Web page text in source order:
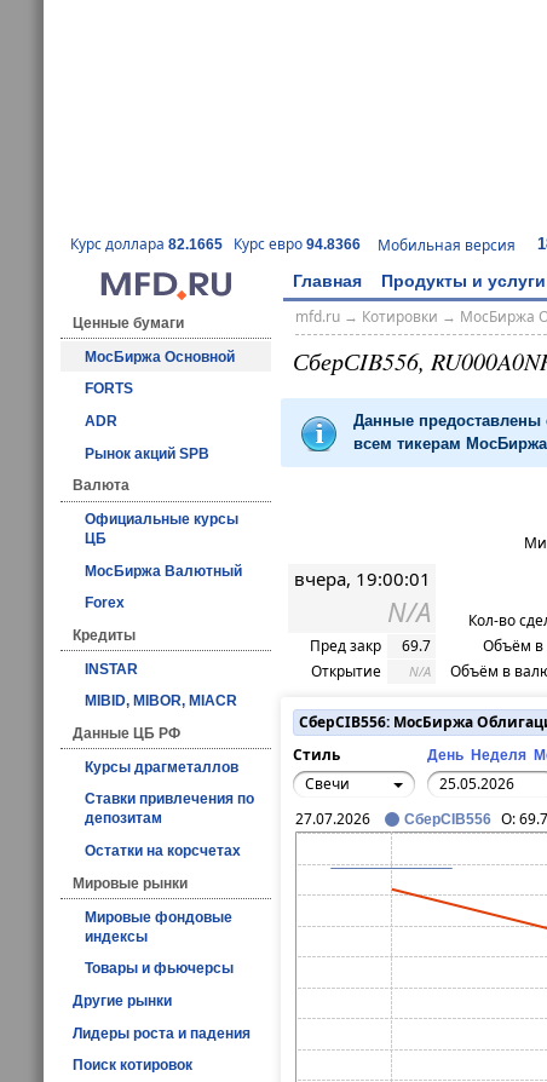
Курс доллара 82.1665 Курс евро 94.8366 Мобильная версия
Главная Продукты и услуги
Ценные бумаги
МосБиржа Основной
FORTS
ADR
Рынок акций SPB
Валюта
Официальные курсы
ЦБ
МосБиржа Валютный
Forex
Кредиты
INSTAR
MIBID, MIBOR, MIACR
Данные ЦБ РФ
Курсы драгметаллов
Ставки привлечения по
депозитам
Остатки на корсчетах
Мировые рынки
Мировые фондовые
индексы
Товары и фьючерсы
Другие рынки
Лидеры роста и падения
Поиск котировок
mfd.ru→ Котировки → МосБиржа
СберСIB556,
Данные предоставлены
всем тикерам
вчера, 19:00:01
N/A
Пред закр
69.7
Открытие
N/A
Кол-во
Объём
Объём в
СберСIB556: МосБиржа
Стиль
День Неделя
Свечи
27.07.2026 СберСIB556 O: